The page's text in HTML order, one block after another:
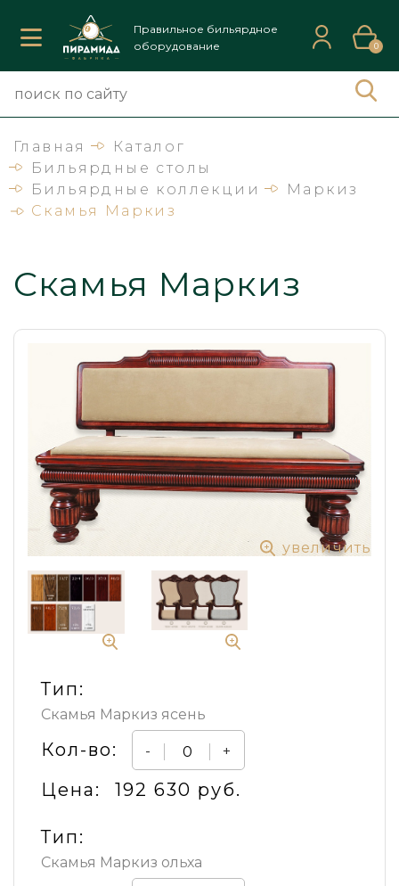
Правильное бильярдное
оборудование
0
Главная
Каталог
Бильярдные столы
Бильярдные коллекции
Маркиз
Скамья Маркиз
Скамья Маркиз
увеличить
Тип:
Скамья Маркиз ясень
Кол-во: - +
Цена: 192 630 руб.
Тип:
Скамья Маркиз ольха